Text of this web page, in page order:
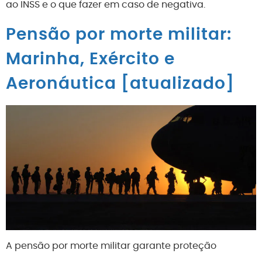
ao INSS e o que fazer em caso de negativa.
Pensão por morte militar:
Marinha, Exército e
Aeronáutica [atualizado]
A pensão por morte militar garante proteção